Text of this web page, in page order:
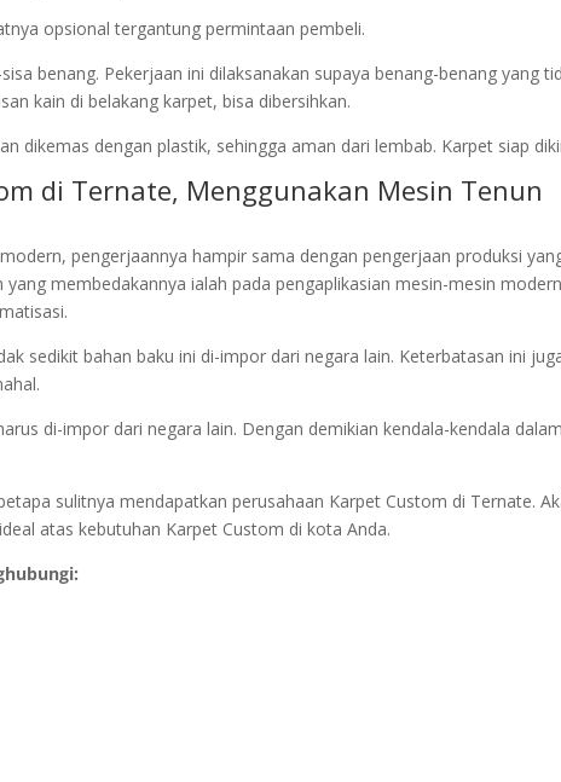
opsional tergantung permintaan pembeli.
benang. Pekerjaan ini dilaksanakan supaya benang-benang yang
kain di belakang karpet, bisa dibersihkan.
dikemas dengan plastik, sehingga aman dari lembab. Karpet siap
di Ternate, Menggunakan Mesin Tenun
pengerjaannya hampir sama dengan pengerjaan produksi
membedakannya ialah pada pengaplikasian mesin-mesin
sedikit bahan baku ini di-impor dari negara lain. Keterbatasan ini
di-impor dari negara lain. Dengan demikian kendala-kendala dalam
sulitnya mendapatkan perusahaan Karpet Custom di Ternate.
atas kebutuhan Karpet Custom di kota Anda.